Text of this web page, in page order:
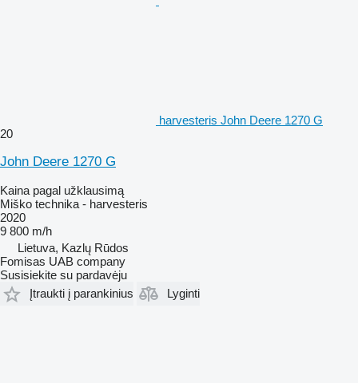
harvesteris John Deere 1270 G
20
John Deere 1270 G
Kaina pagal užklausimą
Miško technika - harvesteris
2020
9 800 m/h
Lietuva, Kazlų Rūdos
Fomisas UAB company
Susisiekite su pardavėju
Įtraukti į parankinius
Lyginti